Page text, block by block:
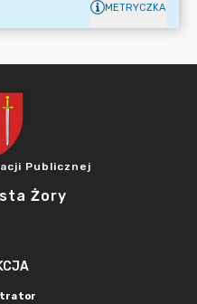
METRYCZKA
Publicznej
Żory